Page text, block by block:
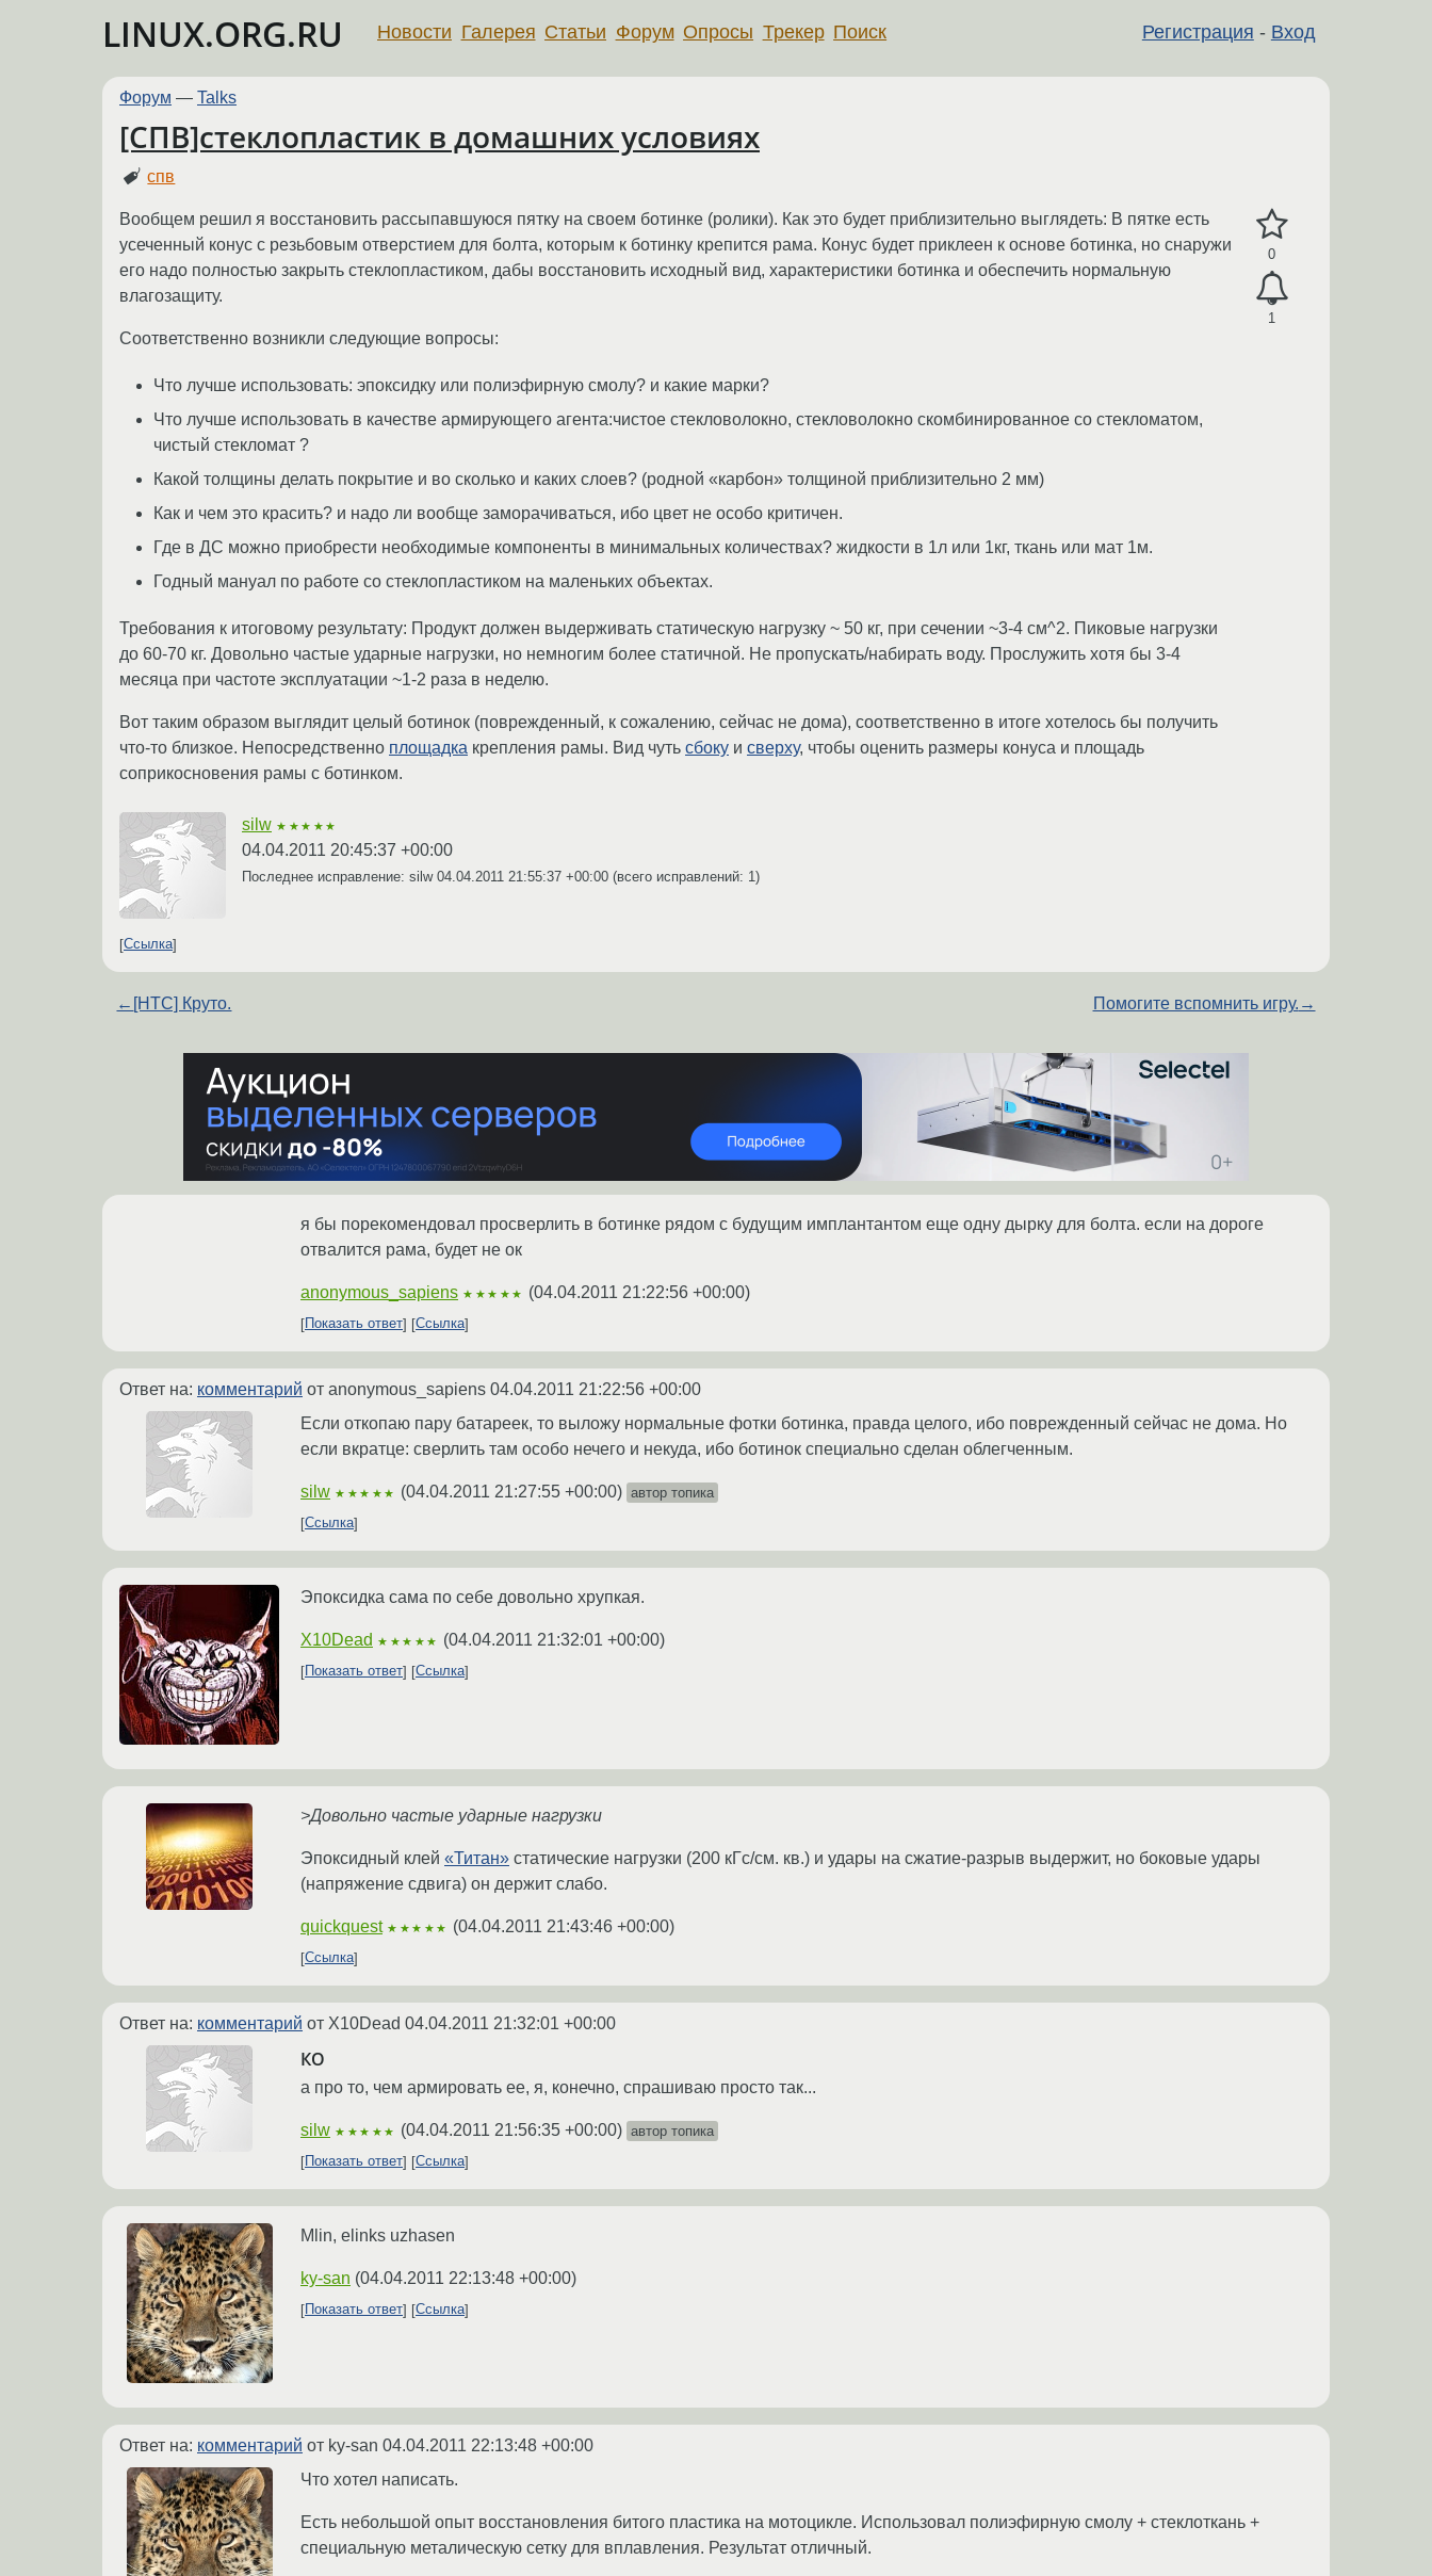
LINUX.ORG.RU Регистрация - Вход
Новости Галерея Статьи Форум Опросы Трекер Поиск
Форум — Talks
[СПВ]стеклопластик в домашних условиях
спв
0
1
Вообщем решил я восстановить рассыпавшуюся пятку на своем ботинке (ролики). Как это будет приблизительно выглядеть: В пятке есть
усеченный конус с резьбовым отверстием для болта, которым к ботинку крепится рама. Конус будет приклеен к основе ботинка, но снаружи
его надо полностью закрыть стеклопластиком, дабы восстановить исходный вид, характеристики ботинка и обеспечить нормальную
влагозащиту.
Соответственно возникли следующие вопросы:
Что лучше использовать: эпоксидку или полиэфирную смолу? и какие марки?
Что лучше использовать в качестве армирующего агента:чистое стекловолокно, стекловолокно скомбинированное со стекломатом,
чистый стекломат ?
Какой толщины делать покрытие и во сколько и каких слоев? (родной «карбон» толщиной приблизительно 2 мм)
Как и чем это красить? и надо ли вообще заморачиваться, ибо цвет не особо критичен.
Где в ДС можно приобрести необходимые компоненты в минимальных количествах? жидкости в 1л или 1кг, ткань или мат 1м.
Годный мануал по работе со стеклопластиком на маленьких объектах.
Требования к итоговому результату: Продукт должен выдерживать статическую нагрузку ~ 50 кг, при сечении ~3-4 см^2. Пиковые нагрузки
до 60-70 кг. Довольно частые ударные нагрузки, но немногим более статичной. Не пропускать/набирать воду. Прослужить хотя бы 3-4
месяца при частоте эксплуатации ~1-2 раза в неделю.
Вот таким образом выглядит целый ботинок (поврежденный, к сожалению, сейчас не дома), соответственно в итоге хотелось бы получить
что-то близкое. Непосредственно площадка крепления рамы. Вид чуть сбоку и сверху, чтобы оценить размеры конуса и площадь
соприкосновения рамы с ботинком.
silw ★★★★★
04.04.2011 20:45:37 +00:00
Последнее исправление: silw 04.04.2011 21:55:37 +00:00 (всего исправлений: 1)
Ссылка
← [HTC] Круто. Помогите вспомнить игру. →
я бы порекомендовал просверлить в ботинке рядом с будущим имплантантом еще одну дырку для болта. если на дороге
отвалится рама, будет не ок
anonymous_sapiens ★★★★★ (04.04.2011 21:22:56 +00:00)
Показать ответ Ссылка
Ответ на: комментарий от anonymous_sapiens 04.04.2011 21:22:56 +00:00
Если откопаю пару батареек, то выложу нормальные фотки ботинка, правда целого, ибо поврежденный сейчас не дома. Но
если вкратце: сверлить там особо нечего и некуда, ибо ботинок специально сделан облегченным.
silw ★★★★★ (04.04.2011 21:27:55 +00:00) автор топика
Ссылка
Эпоксидка сама по себе довольно хрупкая.
X10Dead ★★★★★ (04.04.2011 21:32:01 +00:00)
Показать ответ Ссылка
>Довольно частые ударные нагрузки
Эпоксидный клей «Титан» статические нагрузки (200 кГс/см. кв.) и удары на сжатие-разрыв выдержит, но боковые удары
(напряжение сдвига) он держит слабо.
quickquest ★★★★★ (04.04.2011 21:43:46 +00:00)
Ссылка
Ответ на: комментарий от X10Dead 04.04.2011 21:32:01 +00:00
КО
а про то, чем армировать ее, я, конечно, спрашиваю просто так...
silw ★★★★★ (04.04.2011 21:56:35 +00:00) автор топика
Показать ответ
Ссылка
Mlin, elinks uzhasen
ky-san (04.04.2011 22:13:48 +00:00)
Показать ответ Ссылка
Ответ на: комментарий от ky-san 04.04.2011 22:13:48 +00:00
Что хотел написать.
Есть небольшой опыт восстановления битого пластика на мотоцикле. Использовал полиэфирную смолу + стеклоткань +
специальную металическую сетку для вплавления. Результат отличный.